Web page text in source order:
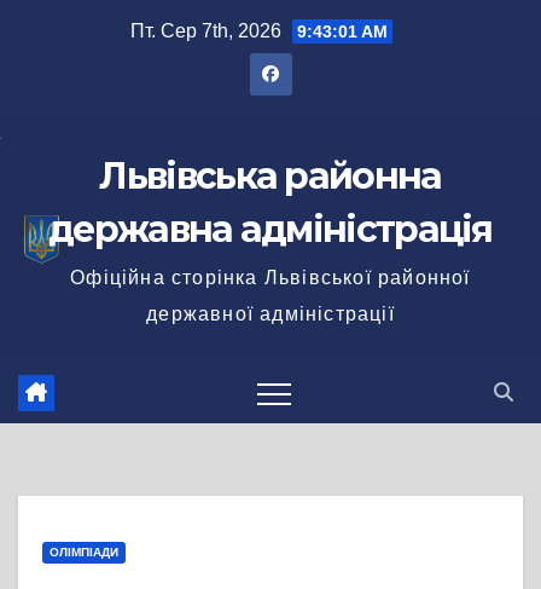
Пт. Сер 7th, 2026 9:43:01 AM
Львівська районна
державна адміністрація
Офіційна сторінка Львівської районної
державної адміністрації
ОЛІМПІАДИ